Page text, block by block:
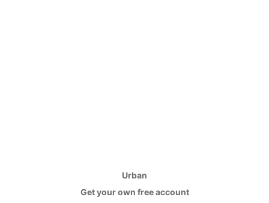
Urban
Get your own free account